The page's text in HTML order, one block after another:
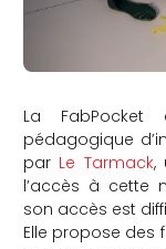
La
pédagogique
par Le Tarmack,
l’accès à cette
son accès est
Elle propose des